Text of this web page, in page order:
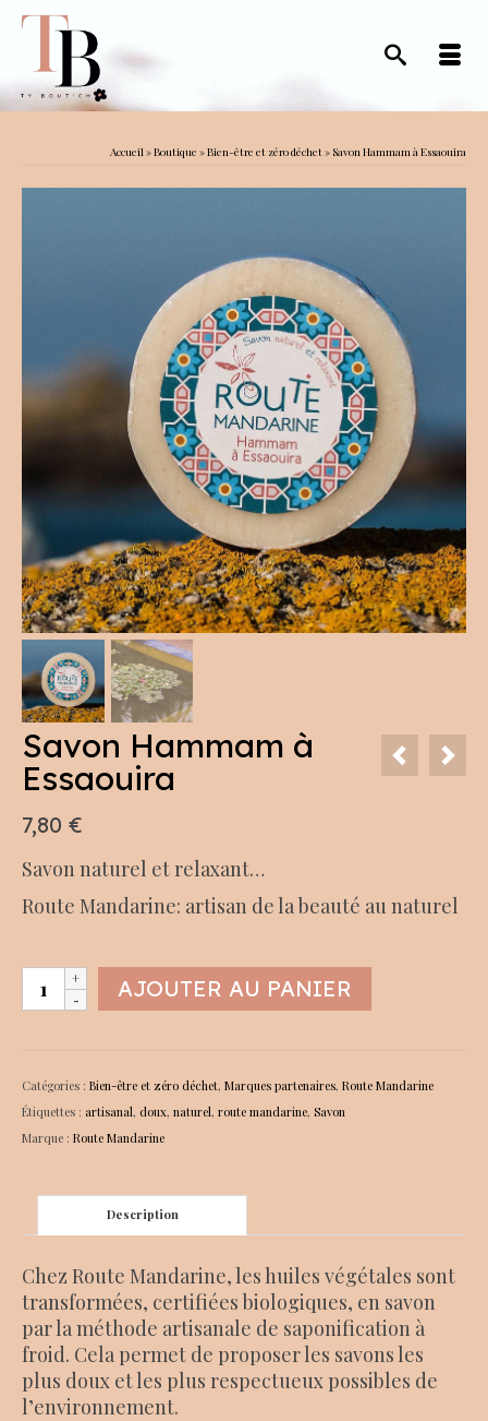
Accueil»Boutique »Bien-être et zéro déchet» Savon Hammam à Essaouira
Savon Hammam à
Essaouira
7,80 €
Savon naturel et relaxant…
Route Mandarine: artisan de la beauté au naturel
quantité
de
à
Essaouira
AJOUTER AU PANIER
Catégories : Bien-être et zéro déchet, Marques partenaires, Route Mandarine
Étiquettes : artisanal, doux, naturel, route mandarine, Savon
Marque : Route Mandarine
Description
Chez Route Mandarine, les huiles végétales sont
transformées, certifiées biologiques, en savon
par la méthode artisanale de saponification à
froid. Cela permet de proposer les savons les
plus doux et les plus respectueux possibles de
l’environnement.